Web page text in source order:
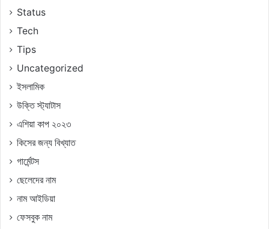
Status
Tech
Tips
Uncategorized
ইসলামিক
উক্তি স্ট্যাটাস
এশিয়া কাপ ২০২৩
কিসের জন্য বিখ্যাত
গার্মেন্টস
ছেলেদের নাম
নাম আইডিয়া
ফেসবুক নাম